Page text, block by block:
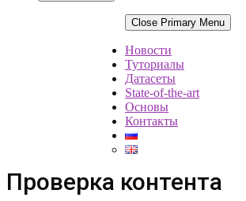
Close Primary Menu
Новости
Туториалы
Датасеты
State-of-the-art
Основы
Контакты
Проверка контента